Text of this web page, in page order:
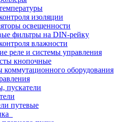
изоляции
освещенности
фильтры на DIN-рейку
влажности
реле и системы управления
кнопочные
коммутационного оборудования
пускатели
путевые